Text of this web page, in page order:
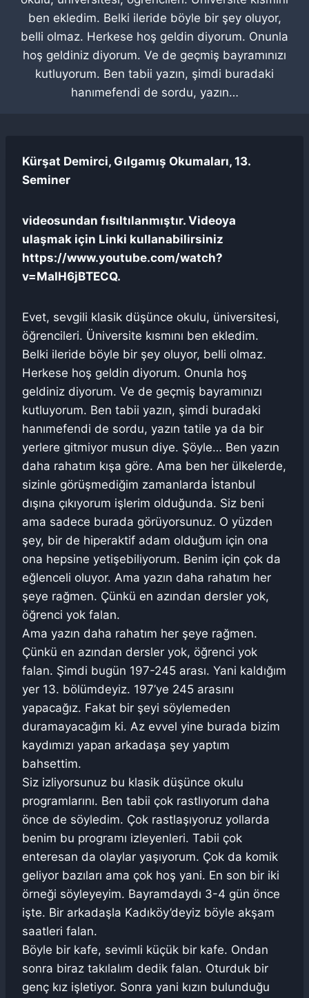
ben ekledim. Belki ileride böyle bir şey oluyor,
belli olmaz. Herkese hoş geldin diyorum. Onunla
hoş geldiniz diyorum. Ve de geçmiş bayramınızı
kutluyorum. Ben tabii yazın, şimdi buradaki
hanımefendi de sordu, yazın…
Kürşat Demirci, Gılgamış Okumaları, 13.
Seminer
videosundan fısıltılanmıştır. Videoya
ulaşmak için Linki kullanabilirsiniz
https://www.youtube.com/watch?
v=MaIH6jBTECQ.
Evet, sevgili klasik düşünce okulu, üniversitesi,
öğrencileri. Üniversite kısmını ben ekledim.
Belki ileride böyle bir şey oluyor, belli olmaz.
Herkese hoş geldin diyorum. Onunla hoş
geldiniz diyorum. Ve de geçmiş bayramınızı
kutluyorum. Ben tabii yazın, şimdi buradaki
hanımefendi de sordu, yazın tatile ya da bir
yerlere gitmiyor musun diye. Şöyle… Ben yazın
daha rahatım kışa göre. Ama ben her ülkelerde,
sizinle görüşmediğim zamanlarda İstanbul
dışına çıkıyorum işlerim olduğunda. Siz beni
ama sadece burada görüyorsunuz. O yüzden
şey, bir de hiperaktif adam olduğum için ona
ona hepsine yetişebiliyorum. Benim için çok da
eğlenceli oluyor. Ama yazın daha rahatım her
şeye rağmen. Çünkü en azından dersler yok,
öğrenci yok falan.
Ama yazın daha rahatım her şeye rağmen.
Çünkü en azından dersler yok, öğrenci yok
falan. Şimdi bugün 197-245 arası. Yani kaldığım
yer 13. bölümdeyiz. 197’ye 245 arasını
yapacağız. Fakat bir şeyi söylemeden
duramayacağım ki. Az evvel yine burada bizim
kaydımızı yapan arkadaşa şey yaptım
bahsettim.
Siz izliyorsunuz bu klasik düşünce okulu
programlarını. Ben tabii çok rastlıyorum daha
önce de söyledim. Çok rastlaşıyoruz yollarda
benim bu programı izleyenleri. Tabii çok
enteresan da olaylar yaşıyorum. Çok da komik
geliyor bazıları ama çok hoş yani. En son bir iki
örneği söyleyeyim. Bayramdaydı 3-4 gün önce
işte. Bir arkadaşla Kadıköy’deyiz böyle akşam
saatleri falan.
Böyle bir kafe, sevimli küçük bir kafe. Ondan
sonra biraz takılalım dedik falan. Oturduk bir
genç kız işletiyor. Sonra yani kızın bulunduğu